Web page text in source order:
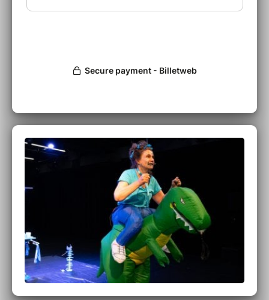
Quels modes de vie les IA encouragent-elles ? À quels modèles
vous proposant quelques recettes de cuisine moléculaire pour
En 2050, quand j’avais 20 ans…
Le projet de résidence pour un œuvre numérique et performative
En 2050, quand j’avais 20 ans…interroge les imaginaires du
numérique. Que croyait-on qu’il allait advenir en l’an 2000 ?
Qu’attendons-nous en 2025 ? Comment regarderons-nous 2025
dans quelques décennies ? Qu’espérons-nous pour 2050 ?
Quelles craintes ou quels futurs désirables sont récurrents ? Au-
delà de la fascination ou de la crainte, quels imaginaires nous
traversent ? À quels modèles de société, les IA nous permettent-
elles de rêver ?Après une enquête autour des imaginaires du
numérique, En 2050, quand j’avais 20 ans…